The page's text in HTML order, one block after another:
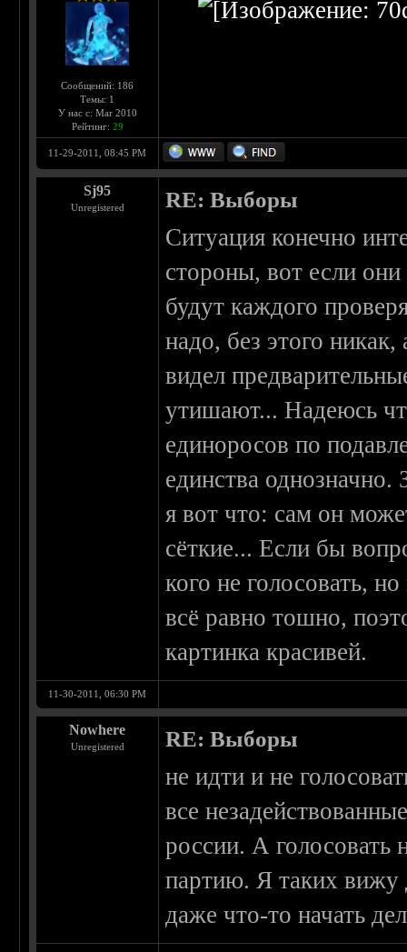
Сообщений: 186
Темы: 1
У нас с: Mar 2010
Рейтинг: 29
11-29-2011, 08:45 PM
Sj95
Unregistered RE: Выборы
Ситуация конечно
стороны, вот если
будут каждого
надо, без этого
видел
утишают... Надеюсь
единоросов по
единства
я вот что: сам он
сёткие... Если бы
кого не голосовать,
всё равно тошно,
картинка красивей.
11-30-2011, 06:30 PM
Nowhere
Unregistered RE: Выборы
не идти и не
все
россии. А
партию. Я таких вижу
даже что-то начать